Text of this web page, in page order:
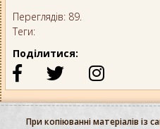
Переглядів: 89.
Теги:
Поділитися:
При копіюванні матеріалів із